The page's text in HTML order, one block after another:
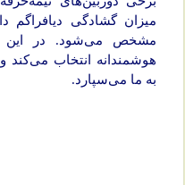
مشخص می‌شود. در این
هوشمندانه انتخاب می‌کند
به ما می‌سپارد.